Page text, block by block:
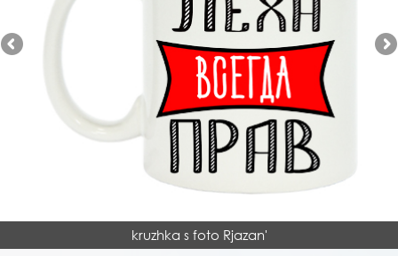
kruzhka s foto Rjazan'